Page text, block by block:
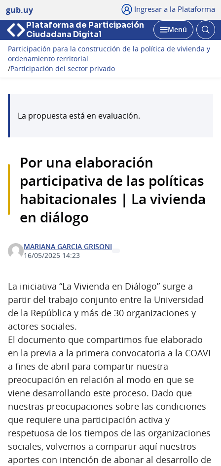
gub.uy Ingresar a la Plataforma
Plataforma de Participación
Ciudadana Digital
Abrir
Menú
Participación para la construcción de la política de vivienda y
ordenamiento territorial
/Participación del sector privado
La propuesta está en evaluación.
Por una elaboración
participativa de las políticas
habitacionales | La vivienda
en diálogo
MARIANA GARCIA GRISONI
16/05/2025 14:23
La iniciativa “La Vivienda en Diálogo” surge a
partir del trabajo conjunto entre la Universidad
de la República y más de 30 organizaciones y
actores sociales.
El documento que compartimos fue elaborado
en la previa a la primera convocatoria a la COAVI
a fines de abril para compartir nuestra
preocupación en relación al modo en que se
viene desarrollando este proceso. Dado que
nuestras preocupaciones sobre las condiciones
que requiere una participación activa y
respetuosa de los tiempos de las organizaciones
sociales, volvemos a compartir aquí nuestros
aportes con intención de abonar al desarrollo de